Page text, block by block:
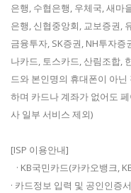
은행, 수협은행, 우체국, 새마
은행, 신협중앙회, 교보증권,
금융투자, SK증권, NH투자
나카드, 토스카드, 산림조합,
드와 본인명의 휴대폰이 아
하며 카드나 계좌가 없어도
사 일부 서비스 제외)
[ISP 이용안내]
· KB국민카드(카카오뱅크,
· 카드정보 입력 및 공인인증